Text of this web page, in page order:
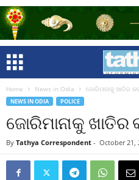
Home News in Odia ଜୋରିମାନାକୁ ଖାତିର
NEWS IN ODIA POLICE
ଜୋରିମାନାକୁ ଖାତିର
By Tathya Correspondent - October 21,